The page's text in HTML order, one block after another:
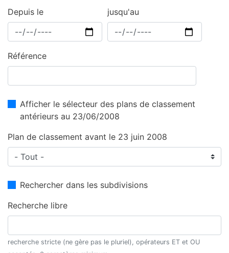
Depuis le jusqu'au
Référence
Afficher le sélecteur des plans de classement
antérieurs au 23/06/2008
Plan de classement avant le 23 juin 2008
Rechercher dans les subdivisions
Recherche libre
recherche stricte (ne gère pas le pluriel), opérateurs ET et OU